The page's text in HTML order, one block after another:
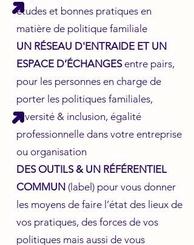
études et bonnes pratiques en
matière de politique familiale
UN RÉSEAU D'ENTRAIDE ET UN
ESPACE D’ÉCHANGES entre pairs,
pour les personnes en charge de
porter les politiques familiales,
diversité & inclusion, égalité
professionnelle dans votre entreprise
ou organisation
DES OUTILS & UN RÉFÉRENTIEL
COMMUN (label) pour vous donner
les moyens de faire l’état des lieux de
vos pratiques, des forces de vos
politiques mais aussi de vous